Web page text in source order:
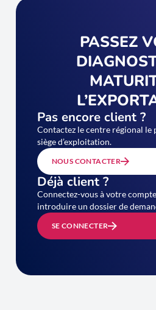
PASSEZ
Pas encore client ?
Contactez le centre régional le
siège d’exploitation.
NOUS CONTACTER
Déjà client ?
Connectez-vous à votre
introduire un dossier de
SE CONNECTER